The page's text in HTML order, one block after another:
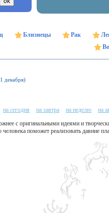
Близнецы Рак
декабря)
на сегодня на завтра на неделю на
с оригинальными идеями и
поможет реализовать давние